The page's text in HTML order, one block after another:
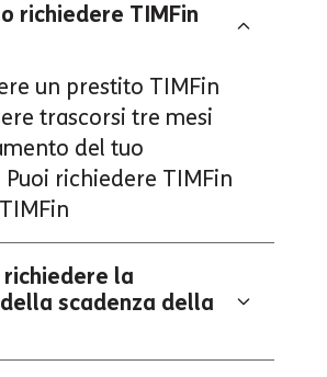
richiedere TIMFin
un prestito TIMFin
trascorsi tre mesi
del tuo
richiedere TIMFin
TIMFin
richiedere la
scadenza della